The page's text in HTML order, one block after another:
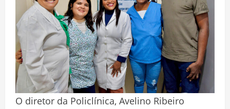
O diretor da Policlínica, Avelino Ribeiro